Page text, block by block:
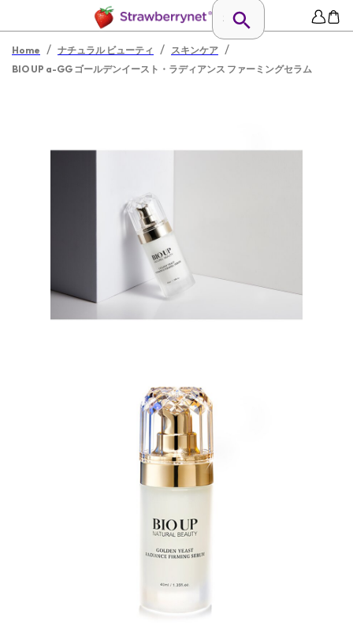
Home / ナチュラル ビューティ / スキンケア /
BIO UP a-GG ゴールデンイースト・ラディアンス ファーミングセラム